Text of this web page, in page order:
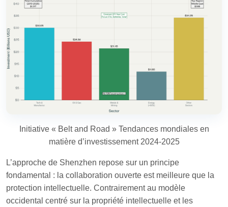
Initiative « Belt and Road » Tendances mondiales en
matière d’investissement 2024-2025
L’approche de Shenzhen repose sur un principe
fondamental : la collaboration ouverte est meilleure que la
protection intellectuelle. Contrairement au modèle
occidental centré sur la propriété intellectuelle et les